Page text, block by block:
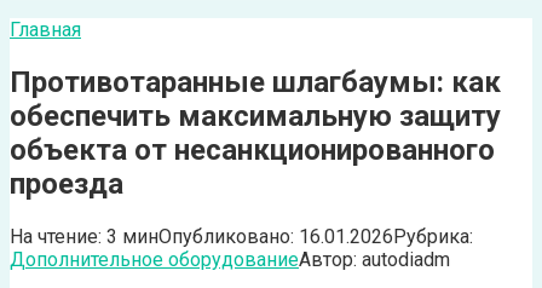
Главная
Противотаранные шлагбаумы: как
обеспечить максимальную защиту
объекта от несанкционированного
проезда
На чтение: 3 минОпубликовано: 16.01.2026Рубрика:
Дополнительное оборудованиеАвтор: autodiadm